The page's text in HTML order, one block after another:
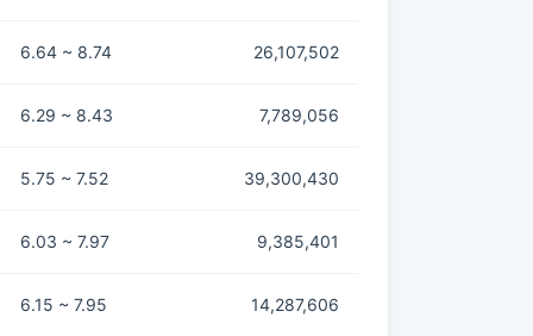
6.64 ~ 8.74 26,107,502
6.29 ~ 8.43 7,789,056
5.75 ~ 7.52 39,300,430
6.03 ~ 7.97 9,385,401
6.15 ~ 7.95 14,287,606